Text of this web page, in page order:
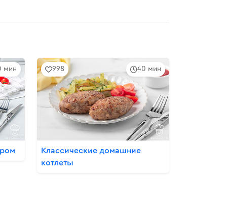
мин 40 мин
998
Классические домашние
котлеты